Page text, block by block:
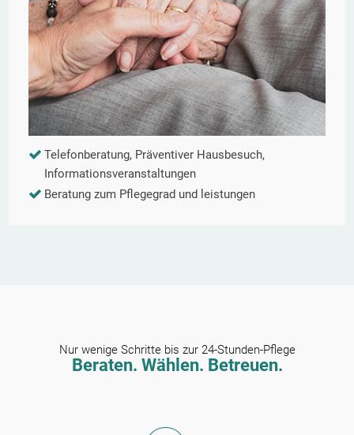
Telefonberatung, Präventiver Hausbesuch,
Informationsveranstaltungen
Beratung zum Pflegegrad und leistungen
Nur wenige Schritte bis zur 24-Stunden-Pflege
Beraten. Wählen. Betreuen.